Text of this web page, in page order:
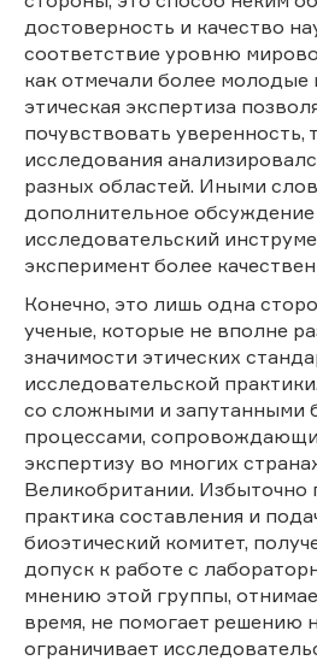
достоверность и качество
соответствие уровню
как отмечали более
этическая экспертиза
почувствовать уверенность,
исследования
разных областей. Иными
дополнительное обсуждение
исследовательский
эксперимент более
Конечно, это лишь одна
ученые, которые не вполне
значимости этических
исследовательской
со сложными и запутанными
процессами,
экспертизу во многих
Великобритании. Избыточно
практика составления и
биоэтический комитет,
допуск к работе с
мнению этой группы,
время, не помогает решению
ограничивает